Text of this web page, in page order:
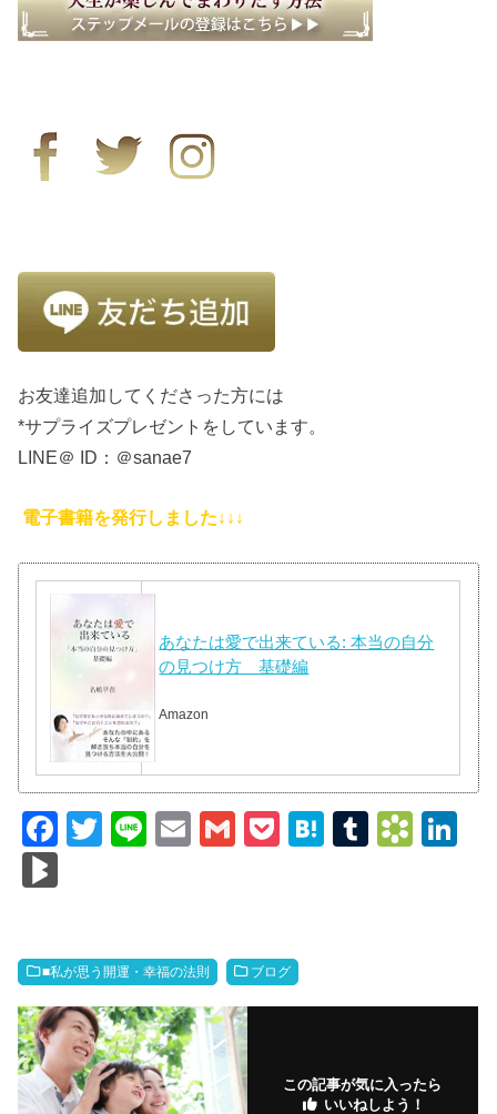
お友達追加してくださった方には
*サプライズプレゼントをしています。
LINE＠ ID：＠sanae7
電子書籍を発行しました↓↓↓
あなたは愛で出来ている: 本当の自分
の見つけ方 基礎編
Amazon
F
b
o
o
k
T
Li
E
G
P
H
T
B
ar
.fr
n
M
ar
ks
■私が思う開運・幸福の法則 ブログ
この記事が気に入ったら
いいねしよう！